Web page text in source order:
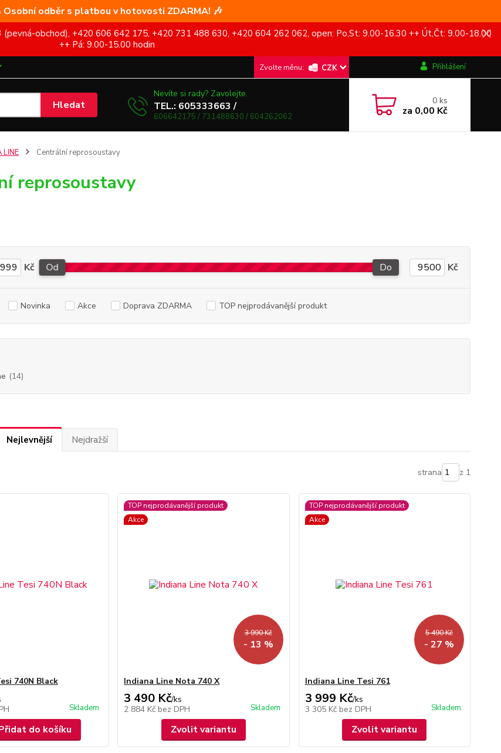
Osobní odběr s platbou v hotovosti ZDARMA! 🎶
obchod), +420 606 642 175, +420 731 488 630, +420 604 262 062, open: Po,St: 9.00-16.30 ++ Út,Čt: 9.00-18.00
++ Pá: 9.00-15.00 hodin
CZK Přihlášení
Hledat
Nevíte si rady? Zavolejte.
TEL.: 605333663 /
606642175 / 731488630 / 604262062
0ks
za 0,00 Kč
LINE Centrální reprosoustavy
reprosoustavy
Kč Od Do Kč
Novinka Akce Doprava ZDARMA TOP nejprodávanější produkt
(14)
Nejlevnější Nejdražší
strana z 1
740N Black
Skladem
do košíku
TOP nejprodávanější produkt
Akce
3 990 Kč
- 13 %
Indiana Line Nota 740 X
3 490 Kč/ks
2 884 Kč bez DPH Skladem
Zvolit variantu
TOP nejprodávanější produkt
Akce
5 490 Kč
- 27 %
Indiana Line Tesi 761
3 999 Kč/ks
3 305 Kč bez DPH Skladem
Zvolit variantu